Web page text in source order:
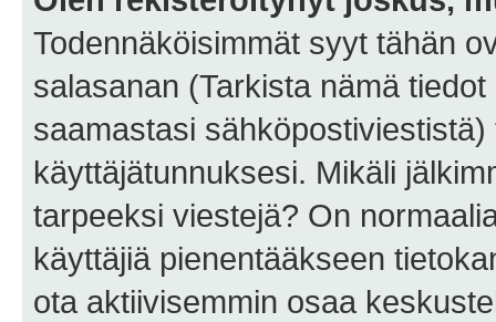
Todennäköisimmät syyt tähän
salasanan (Tarkista nämä
saamastasi
käyttäjätunnuksesi. Mikäli
tarpeeksi viestejä? On
käyttäjiä pienentääkseen
ota aktiivisemmin osaa